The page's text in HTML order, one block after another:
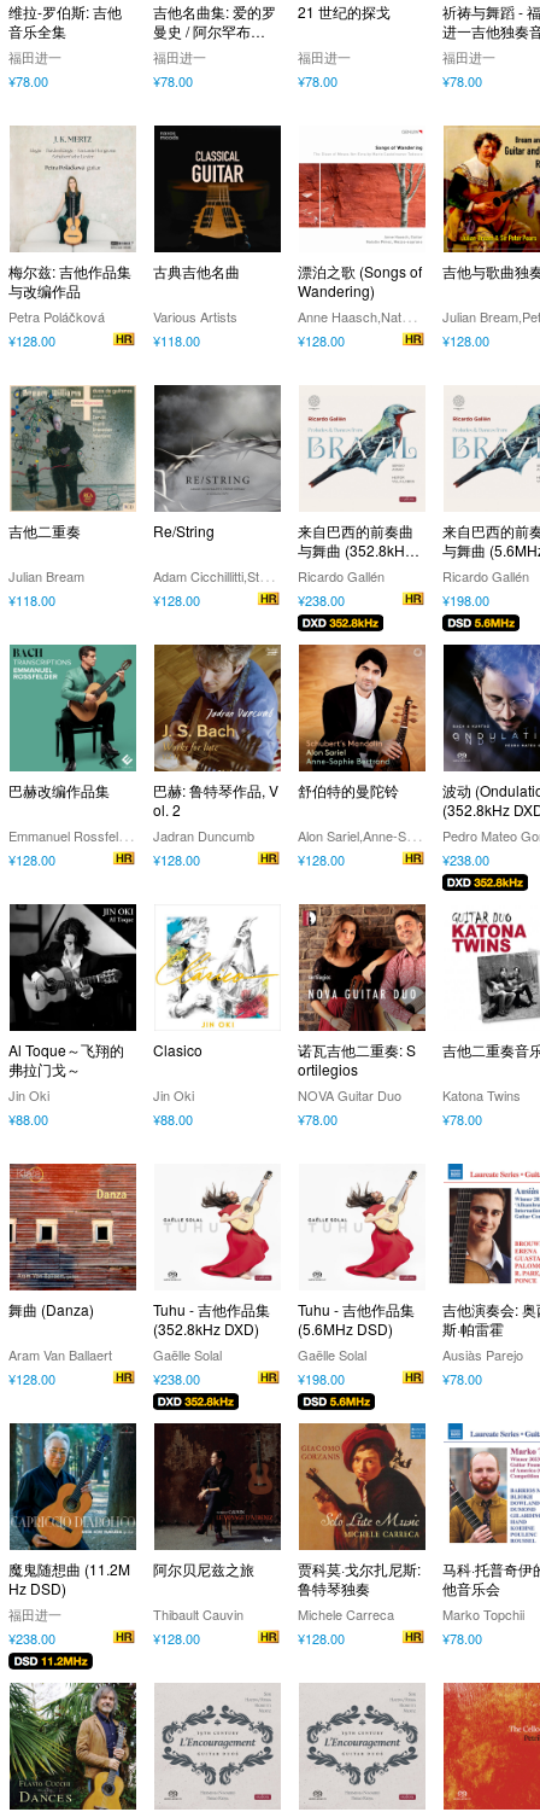
维拉-罗伯斯: 吉他
音乐全集
福田进一
¥78.00
吉他名曲集: 爱的罗
曼史 / 阿尔罕布拉
宫的回忆
福田进一
¥78.00
21 世纪的探戈
福田进一
¥78.00
祈祷与舞蹈 -
进一吉他独奏
会
福田进一
¥78.00
梅尔兹: 吉他作品集
与改编作品
Petra Poláčková
¥128.00
古典吉他名曲
Various Artists
¥118.00
漂泊之歌 (Songs of
Wandering)
A
nne Haasch,Natalie Pérez
¥128.00
吉他与歌曲独
¥128.00
吉他二重奏
Julian Bream
¥118.00
Re/String
A
dam Cicchillitti,Steve Cowan,collectif9
¥128.00
来自巴西的前奏曲
与舞曲 (352.8kHz
DXD)
Ricardo Gallén
¥238.00
来自巴西的前
与舞曲
SD)
Ricardo Gallén
¥198.00
巴赫改编作品集
E
mmanuel Rossfelder
¥128.00
巴赫: 鲁特琴作品, V
ol. 2
Jadran Duncumb
¥128.00
舒伯特的曼陀铃
A
lon Sariel,Anne-Sophie Bertrand
¥128.00
波动
(352.8kHz
¥238.00
Al Toque～飞翔的
弗拉门戈～
Jin Oki
¥88.00
Clasico
Jin Oki
¥88.00
诺瓦吉他二重奏: S
ortilegios
NOVA Guitar Duo
¥78.00
吉他二重奏音
Katona Twins
¥78.00
舞曲 (Danza)
Aram Van Ballaert
¥128.00
Tuhu - 吉他作品集
(352.8kHz DXD)
Gaëlle Solal
¥238.00
Tuhu - 吉他作品集
(5.6MHz DSD)
Gaëlle Solal
¥198.00
吉他演奏会: 奥
斯·帕雷霍
Ausiàs Parejo
¥78.00
魔鬼随想曲 (11.2M
Hz DSD)
福田进一
¥238.00
阿尔贝尼兹之旅
Thibault Cauvin
¥128.00
贾科莫·戈尔扎尼斯:
鲁特琴独奏
Michele Carreca
¥128.00
马科·托普奇伊
他音乐会
Marko Topchii
¥78.00